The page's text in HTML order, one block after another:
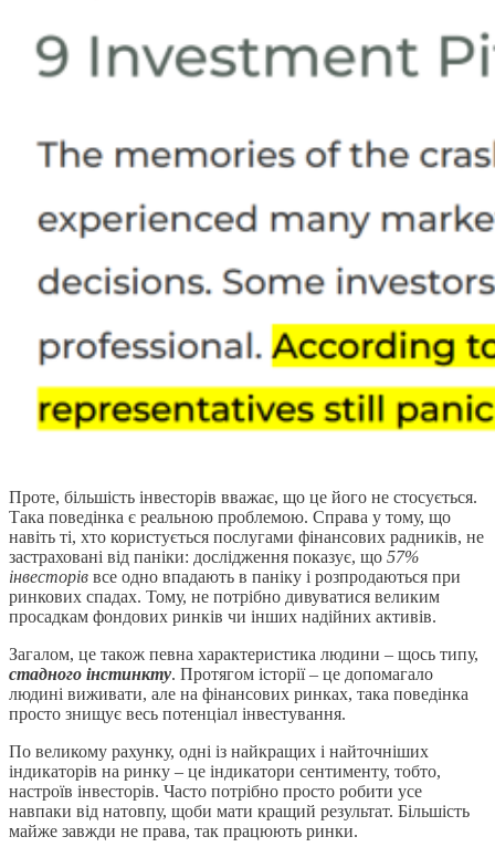
Проте, більшість інвесторів вважає, що це його не стосується.
Така поведінка є реальною проблемою. Справа у тому, що
навіть ті, хто користується послугами фінансових радників, не
застраховані від паніки: дослідження показує, що 57%
інвесторів все одно впадають в паніку і розпродаються при
ринкових спадах. Тому, не потрібно дивуватися великим
просадкам фондових ринків чи інших надійних активів.
Загалом, це також певна характеристика людини – щось типу,
стадного інстинкту. Протягом історії – це допомагало
людині виживати, але на фінансових ринках, така поведінка
просто знищує весь потенціал інвестування.
По великому рахунку, одні із найкращих і найточніших
індикаторів на ринку – це індикатори сентименту, тобто,
настроїв інвесторів. Часто потрібно просто робити усе
навпаки від натовпу, щоби мати кращий результат. Більшість
майже завжди не права, так працюють ринки.